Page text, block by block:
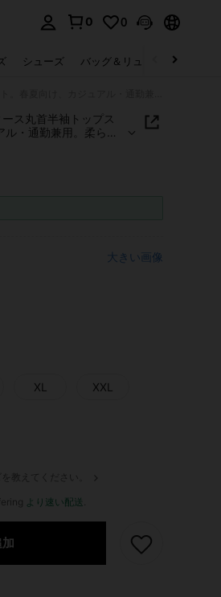
0 0
シューズ バッグ＆リュック
・通勤兼用。柔らか
トにも◎
大きい画像
XL XXL
教えてください。
より速い配送